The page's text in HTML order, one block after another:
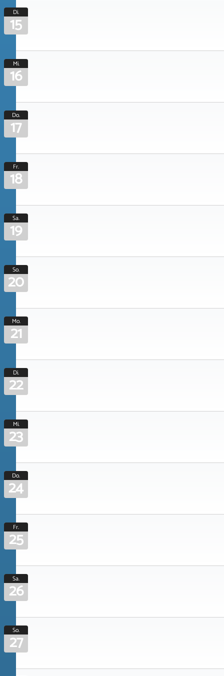
Di.
15
Mi.
16
Do.
17
Fr.
18
Sa.
19
So.
20
Mo.
21
Di.
22
Mi.
23
Do.
24
Fr.
25
Sa.
26
So.
27